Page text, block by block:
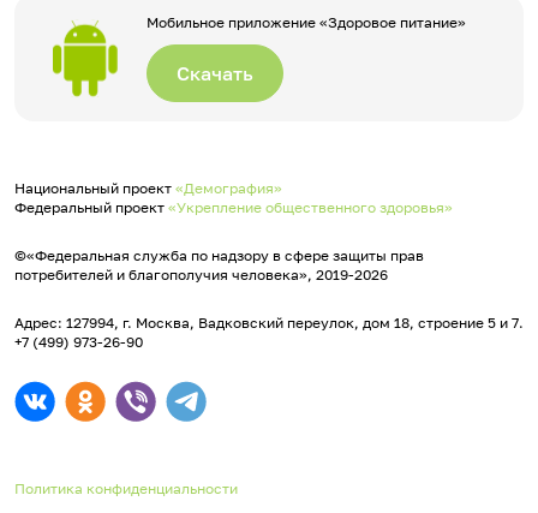
Мобильное приложение «Здоровое питание»
Скачать
Национальный проект «Демография»
Федеральный проект «Укрепление общественного здоровья»
©«Федеральная служба по надзору в сфере защиты прав
потребителей и благополучия человека», 2019-2026
Адрес: 127994, г. Москва, Вадковский переулок, дом 18, строение 5 и 7.
+7 (499) 973-26-90
Политика конфиденциальности